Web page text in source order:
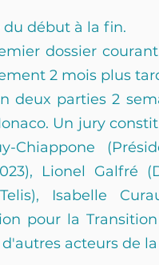
début à la fin.
dossier
2 mois plus
deux parties 2
Un jury
Chiappone
Lionel Galfré
Isabelle
pour la
acteurs de